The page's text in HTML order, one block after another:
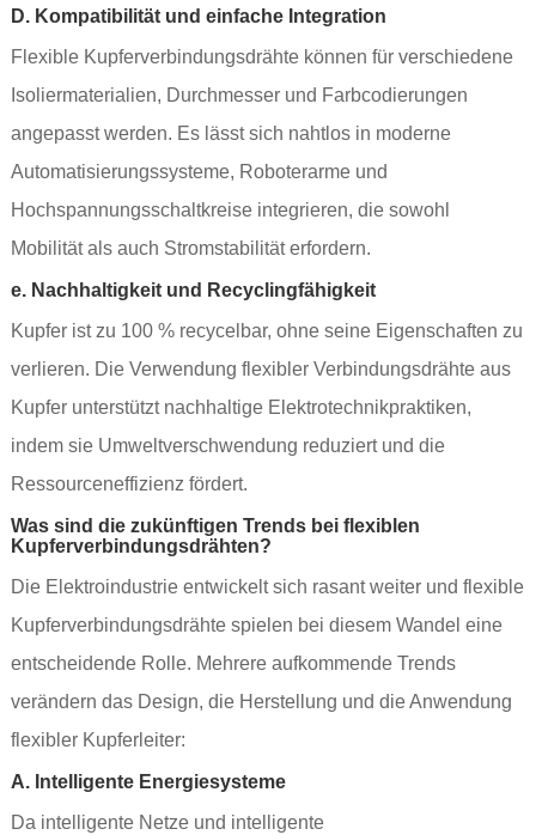
D. Kompatibilität und einfache Integration
Flexible Kupferverbindungsdrähte können für verschiedene
Isoliermaterialien, Durchmesser und Farbcodierungen
angepasst werden. Es lässt sich nahtlos in moderne
Automatisierungssysteme, Roboterarme und
Hochspannungsschaltkreise integrieren, die sowohl
Mobilität als auch Stromstabilität erfordern.
e. Nachhaltigkeit und Recyclingfähigkeit
Kupfer ist zu 100 % recycelbar, ohne seine Eigenschaften zu
verlieren. Die Verwendung flexibler Verbindungsdrähte aus
Kupfer unterstützt nachhaltige Elektrotechnikpraktiken,
indem sie Umweltverschwendung reduziert und die
Ressourceneffizienz fördert.
Was sind die zukünftigen Trends bei flexiblen
Kupferverbindungsdrähten?
Die Elektroindustrie entwickelt sich rasant weiter und flexible
Kupferverbindungsdrähte spielen bei diesem Wandel eine
entscheidende Rolle. Mehrere aufkommende Trends
verändern das Design, die Herstellung und die Anwendung
flexibler Kupferleiter:
A. Intelligente Energiesysteme
Da intelligente Netze und intelligente